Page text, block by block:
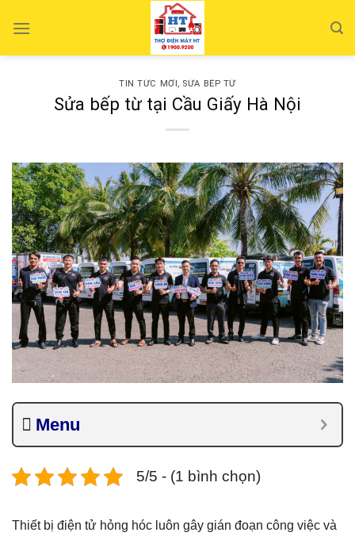
TIN TỨC MỚI, SỬA BẾP TỪ
Sửa bếp từ tại Cầu Giấy Hà Nội
Menu
5/5 - (1 bình chọn)
Thiết bị điện tử hỏng hóc luôn gây gián đoạn công việc và